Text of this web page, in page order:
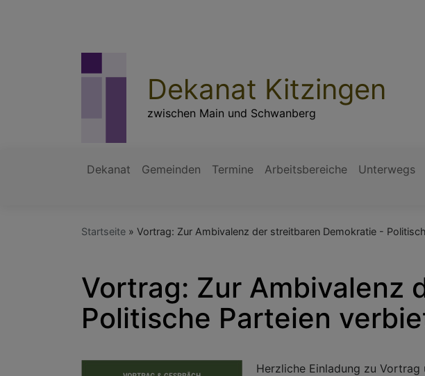
Dekanat Kitzingen
zwischen Main und Schwanberg
Dekanat Gemeinden Termine Arbeitsbereiche Unterwegs
Startseite Vortrag: Zur Ambivalenz der streitbaren Demokratie -
Vortrag: Zur Ambivalenz
Politische Parteien
Herzliche Einladung zu